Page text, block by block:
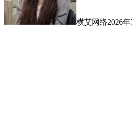
横艾网络2026